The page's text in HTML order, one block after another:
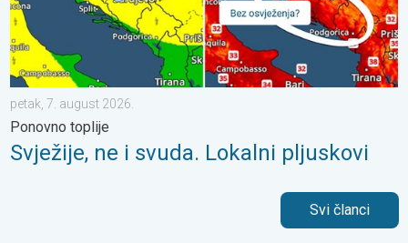
petak, 7. august 2026.
Ponovno toplije
Svježije, ne i svuda. Lokalni pljuskovi
Svi članci